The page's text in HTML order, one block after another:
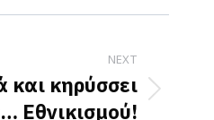
NEXT
κηρύσσει
Εθνικισμού!